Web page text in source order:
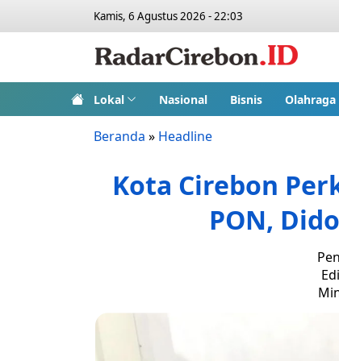
Kamis, 6 Agustus 2026 - 22:03
Lokal Nasional Bisnis Olahraga
Beranda » Headline
Kota Cirebon
PON,